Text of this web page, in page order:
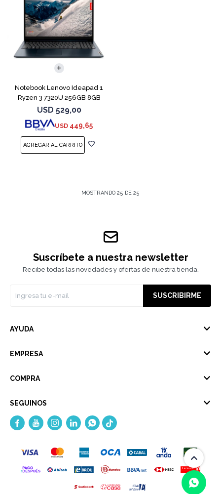
Notebook Lenovo Ideapad 1
Ryzen 3 7320U 256GB 8GB
Blue 15.6"
USD 529,00
USD 449,65
MOSTRANDO 25 DE 25
Suscríbete a nuestra newsletter
Recibe todas las novedades y ofertas de nuestra tienda.
SUSCRIBIRME
AYUDA
EMPRESA
COMPRA
SEGUINOS
    